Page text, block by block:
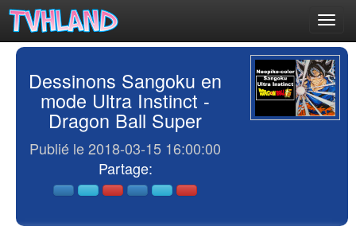
Dessinons Sangoku en
mode Ultra Instinct -
Dragon Ball Super
Publié le 2018-03-15 16:00:00
Partage: